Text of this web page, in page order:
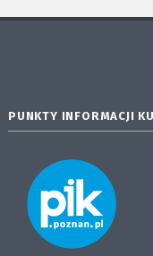
PUNKTY INFORMACJI